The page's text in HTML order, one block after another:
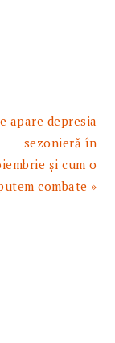
apare depresia
sezonieră în
și cum o
combate »